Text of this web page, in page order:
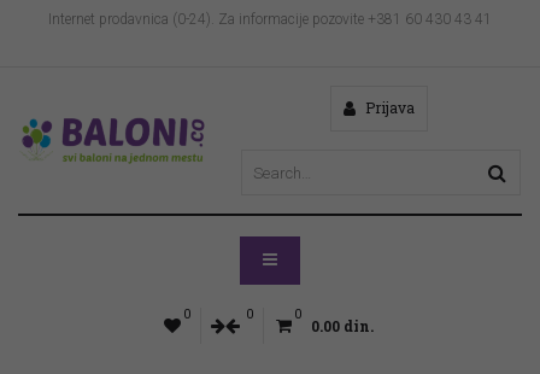
Internet prodavnica (0-24). Za informacije pozovite +381 60 430 43 41
Prijava
0 0 0
0.00 din.